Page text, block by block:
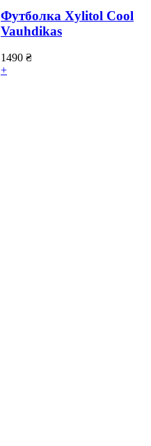
Футболка Xylitol Cool
Vauhdikas
1490 ₴
+